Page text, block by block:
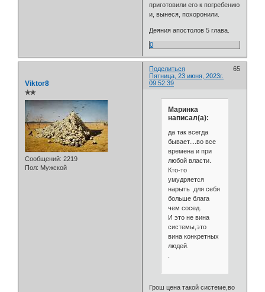
приготовили его к погребению
и, вынеся, похоронили.
Деяния апостолов 5 глава.
0
Поделиться
65
Пятница, 23 июня, 2023г.
09:52:39
Viktor8
✯✯
Сообщений: 2219
Пол: Мужской
Маринка
написал(а):
да так всегда
бывает....во все
времена и при
любой власти.
Кто-то
умудряется
нарыть для себя
больше блага
чем сосед.
И это не вина
системы,это
вина конкретных
людей.
Грош цена такой системе,во